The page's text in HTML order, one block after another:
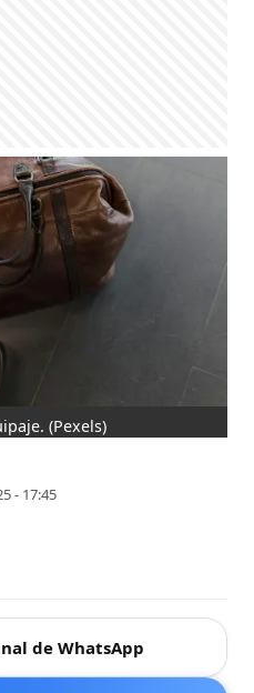
(Pexels)
- 17:45
de WhatsApp